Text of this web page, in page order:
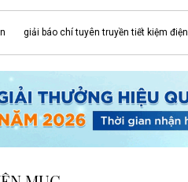
giải báo chí tuyên truyền tiết kiệm điện